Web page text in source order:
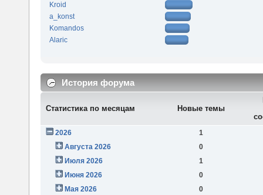
Kroid
a_konst
Komandos
Alaric
История форума
Статистика по месяцам Новые темы
2026
1
Августа 2026
0
Июля 2026
1
Июня 2026
0
Мая 2026
0